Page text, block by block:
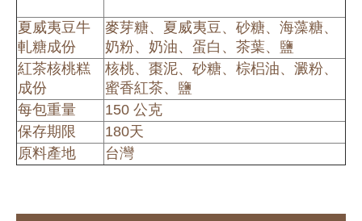
夏威夷豆牛
軋糖成份
麥芽糖、夏威夷豆、砂糖、海藻糖、
奶粉、奶油、蛋白、茶葉、鹽
紅茶核桃糕
成份
核桃、棗泥、砂糖、棕梠油、澱粉、
蜜香紅茶、鹽
每包重量
150 公克
保存期限
180天
原料產地
台灣